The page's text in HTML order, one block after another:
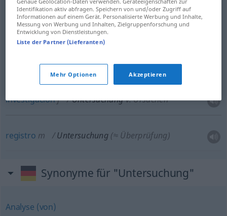
examenm Untersuchung
investigaciónf Untersuchung
m Untersuchung CHEM
investigaciónf Untersuchungv. Ursachen
registro m Untersuchung (≈ Überprüfung)
Synonyme für "Untersuchung"
Analyse (von)
Identifikation aktiv abfragen. Speichern von und/oder Zugriff auf
Informationen auf einem Gerät. Personalisierte Werbung und Inhalte,
Messung von Werbung und Inhalten, Zielgruppenforschung und
Entwicklung von Dienstleistungen.
Liste der Partner (Lieferanten)
Mehr Optionen Akzeptieren